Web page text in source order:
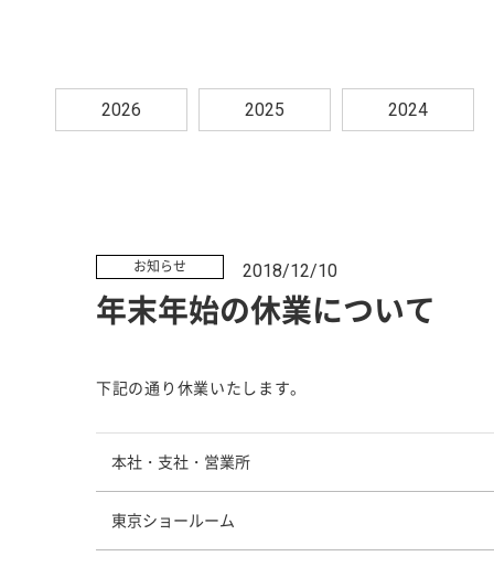
2026 2025 2024
お知らせ 2018/12/10
年末年始の休業について
下記の通り休業いたします。
本社・支社・営業所
東京ショールーム